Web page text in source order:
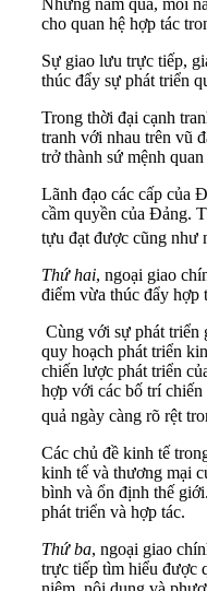
cho quan hệ hợp tác
Sự giao lưu trực tiếp,
thúc đẩy sự phát triển
Trong thời đại cạnh
tranh với nhau trên vũ
trở thành sứ mệnh
Lãnh đạo các cấp của
cầm quyền của Đảng.
tựu đạt được cũng như
Thứ hai, ngoại giao
điểm vừa thúc đẩy hợp
Cùng với sự phát triển
quy hoạch phát triển
chiến lược phát triển
hợp với các bố trí
quả ngày càng rõ rệt
Các chủ đề kinh tế
kinh tế và thương mại
bình và ổn định thế
phát triển và hợp tác.
Thứ ba, ngoại giao
trực tiếp tìm hiểu được